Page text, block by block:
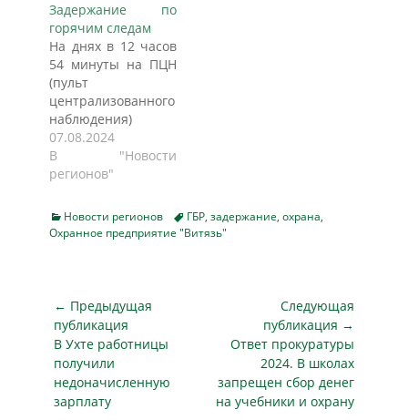
Задержание по
горячим следам
На днях в 12 часов
54 минуты на ПЦН
(пульт
централизованного
наблюдения)
дежурной части
Группы
Предприятий
«УРАГАН» поступил
сигнал «тревога» из
на улице Весенняя,
д.8. На место была
направлена группа
быстрого
реагирования ООО
ЧОА «УРАГАН-
ОХРАНА». Прибыв
07.08.2024
В "Новости
регионов"
Categories
Новости регионов TagsГБР, задержание, охрана,
Охранное предприятие "Витязь"
Навигация
по
записям
← Предыдущая
публикация
Предыдущая
публикация
В Ухте работницы
получили
недоначисленную
зарплату
Следующая
публикация →
Следующая
публикация
Ответ прокуратуры
2024. В школах
запрещен сбор денег
на учебники и охрану